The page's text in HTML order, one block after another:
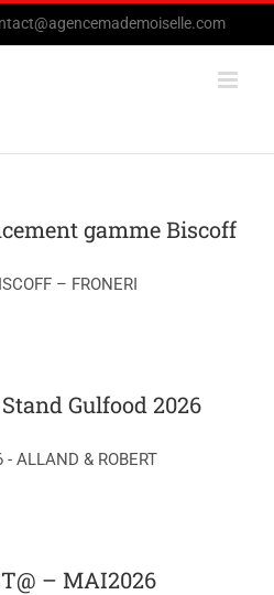
gamme Biscoff
– FRONERI
Gulfood 2026
ALLAND & ROBERT
– MAI2026